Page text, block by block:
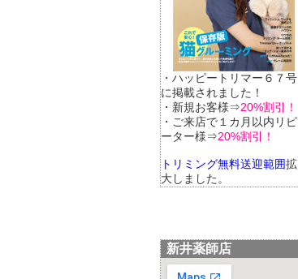
・ハッピートリマー６７号
に掲載されました！
・新規お客様⇒20%割引！
・ご来店で１カ月以内リピ
ーター様⇒20%割引！
トリミング無料送迎範囲拡
大しました。
新井薬師店